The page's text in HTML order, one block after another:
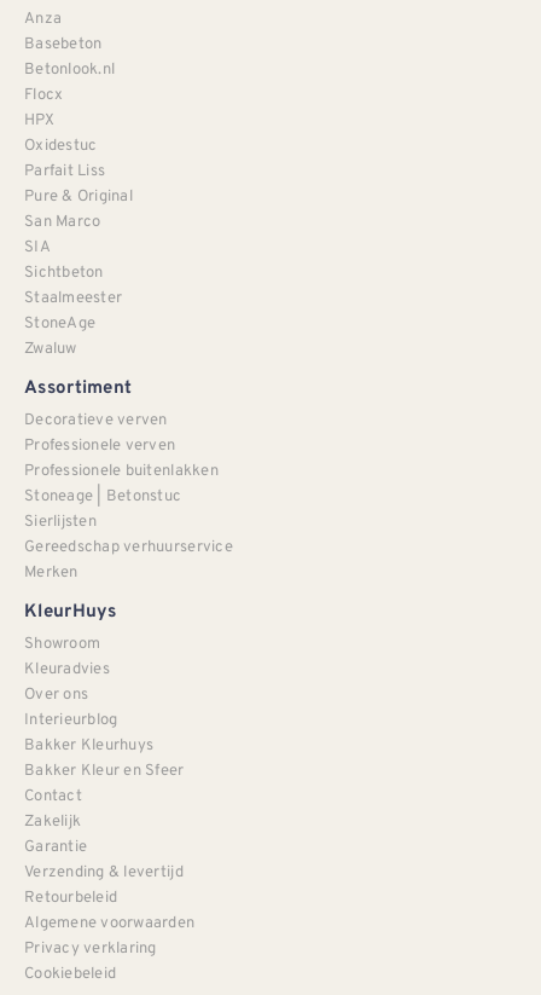
Anza
Basebeton
Betonlook.nl
Flocx
HPX
Oxidestuc
Parfait Liss
Pure & Original
San Marco
SIA
Sichtbeton
Staalmeester
StoneAge
Zwaluw
Assortiment
Decoratieve verven
Professionele verven
Professionele buitenlakken
Stoneage | Betonstuc
Sierlijsten
Gereedschap verhuurservice
Merken
KleurHuys
Showroom
Kleuradvies
Over ons
Interieurblog
Bakker Kleurhuys
Bakker Kleur en Sfeer
Contact
Zakelijk
Garantie
Verzending & levertijd
Retourbeleid
Algemene voorwaarden
Privacy verklaring
Cookiebeleid